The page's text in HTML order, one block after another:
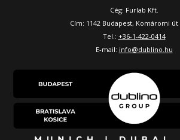
Cég: Furlab Kft.
Cím: 1142 Budapest, Komáromi út
Tel.: +36-1-422-0414
E-mail: info@dublino.hu